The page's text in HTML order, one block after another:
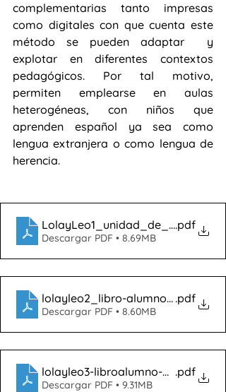
complementarias tanto impresas
como digitales con que cuenta este
método se pueden adaptar  y
explotar en diferentes contextos
pedagógicos. Por tal motivo,
permiten emplearse en aulas
heterogéneas, con niños que
aprenden español ya sea como
lengua extranjera o como lengua de
herencia.
.pdf
Descargar PDF • 8.69MB
lolayleo2_libro-alumno-muestra
.pdf
Descargar PDF • 8.60MB
lolayleo3-libroalumno-muestra
.pdf
Descargar PDF • 9.31MB